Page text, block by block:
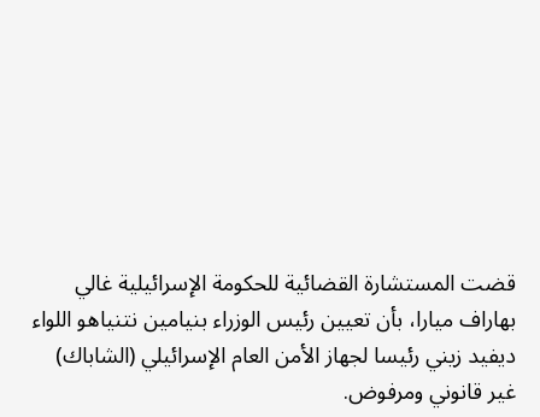
قضت المستشارة القضائية للحكومة الإسرائيلية غالي
بهاراف ميارا، بأن تعيين رئيس الوزراء بنيامين نتنياهو اللواء
ديفيد زيني رئيسا لجهاز الأمن العام الإسرائيلي (الشاباك)
غير قانوني ومرفوض.